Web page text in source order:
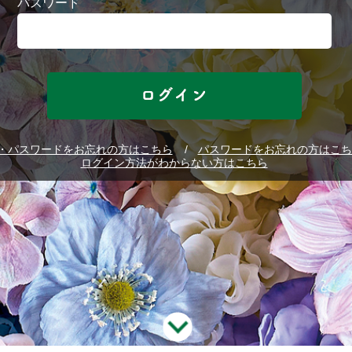
パスワード
パスワードをお忘れの方はこちら
パスワードをお忘れの方はこ
ログイン方法がわからない方はこちら